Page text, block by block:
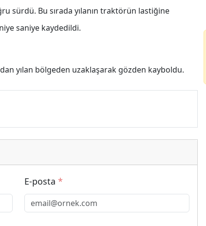
sürdü. Bu sırada yılanın traktörün lastiğine
saniye kaydedildi.
yılan bölgeden uzaklaşarak gözden kayboldu.
E-posta *